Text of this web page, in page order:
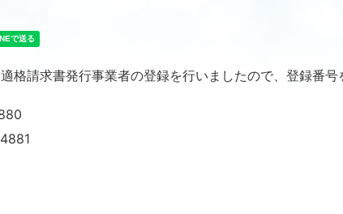
格請求書発行事業者の登録を行いましたので、登録番号